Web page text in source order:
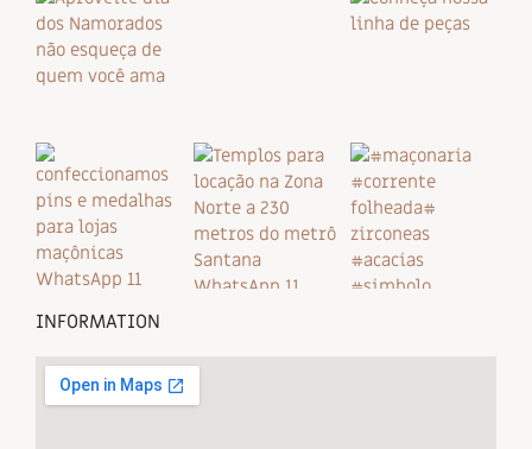
INFORMATION